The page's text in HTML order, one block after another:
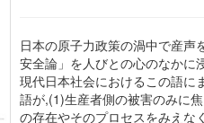
日本の原子力政策の渦中で産
安全論」を人びとの心のなかに
現代日本社会におけるこの語に
語が,(1)生産者側の被害のみに
の存在やそのプロセスをみえな